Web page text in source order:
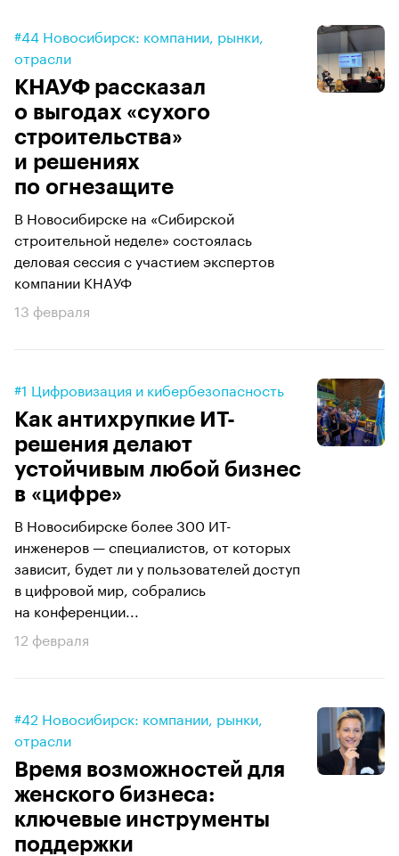
#44 Новосибирск: компании, рынки,
отрасли
КНАУФ рассказал
о выгодах «сухого
строительства»
и решениях
по огнезащите
В Новосибирске на «Сибирской
строительной неделе» состоялась
деловая сессия с участием экспертов
компании КНАУФ
13 февраля
#1 Цифровизация и кибербезопасность
Как антихрупкие ИТ-
решения делают
устойчивым любой бизнес
в «цифре»
В Новосибирске более 300 ИТ-
инженеров — специалистов, от которых
зависит, будет ли у пользователей доступ
в цифровой мир, собрались
на конференции...
12 февраля
#42 Новосибирск: компании, рынки,
отрасли
Время возможностей для
женского бизнеса:
ключевые инструменты
поддержки